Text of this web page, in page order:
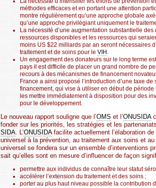
méthodes efficaces et en portant une attention
montre régulièrement qu’une approche globale
qu’une approche privilégiant uniquement le
La nécessité d’une augmentation substantielle
ressources disponibles et les ressources qui
moins US $22 milliards par an seront nécessaires
traitement et de soins pour le VIH .
Un engagement des donateurs sur le long terme
pays il est difficile de placer un grand nombre de
recours à des mécanismes de financement
France a ainsi proposé l’introduction d’une taxe
financement, qui vise à utiliser en début de
les mettre immédiatement à disposition pour des
pour le développement.
Le nouveau rapport souligne que l’OMS et l’ONUSIDA
fonder sur les priorités, les stratégies et les
SIDA. L’ONUSIDAfacilite actuellement l’élaboration
universel à la prévention, au traitement aux soins et
universel se fondera sur un ensemble d’interventions
sait qu’elles sont en mesure d’influencer de façon
permettre aux individus de connaître leur statut
accélérer l’extension du traitement et des soins ;
porter au plus haut niveau possible la contribution